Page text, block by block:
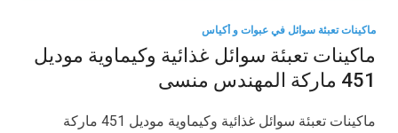
ماكينات تعبئة سوائل في عبوات و أكياس
ماكينات تعبئة سوائل غذائية وكيماوية موديل
451 ماركة المهندس منسى
ماكينات تعبئة سوائل غذائية وكيماوية موديل 451 ماركة